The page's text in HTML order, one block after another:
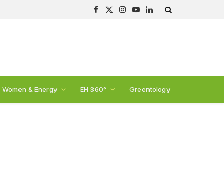
Facebook
X
Instagram
YouTubeLinkedIn
Women & Energy EH 360° Greentology